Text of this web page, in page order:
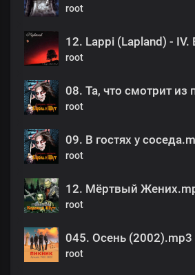
root
12. Lappi (Lapland) - IV.
root
08. Та, что смотрит из
root
09. В гостях у
root
12. Мёртвый
root
045. Осень (2002).mp3
root